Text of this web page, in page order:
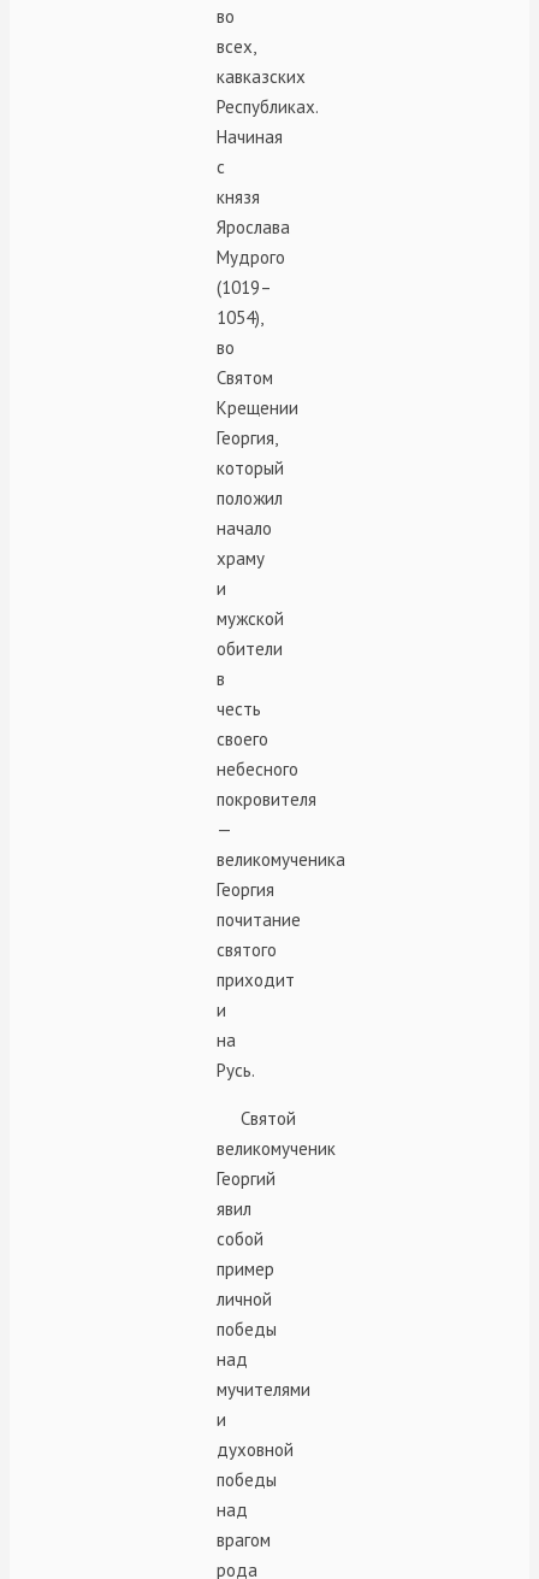
во
всех,
кавказских
Республиках.
Начиная
с
князя
Ярослава
Мудрого
(1019–
1054),
во
Святом
Крещении
Георгия,
который
положил
начало
храму
и
мужской
обители
в
честь
своего
небесного
покровителя
—
великомученика
Георгия
почитание
святого
приходит
и
на
Русь.
Святой
великомученик
Георгий
явил
собой
пример
личной
победы
над
мучителями
и
духовной
победы
над
врагом
рода